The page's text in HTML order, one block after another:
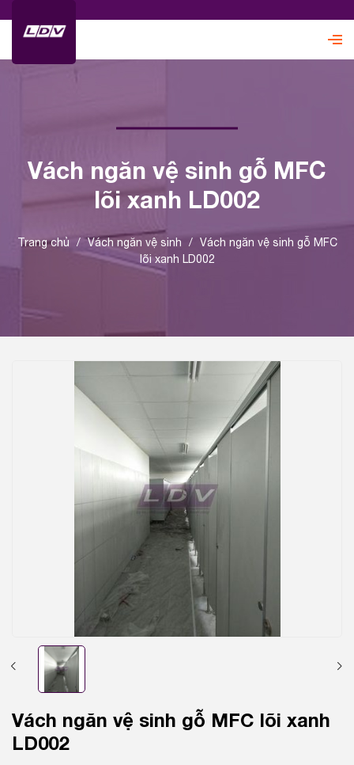
Vách ngăn vệ sinh gỗ MFC
lõi xanh LD002
Trang chủ / Vách ngăn vệ sinh / Vách ngăn vệ sinh gỗ MFC
lõi xanh LD002
Vách ngăn vệ sinh gỗ MFC lõi xanh
LD002